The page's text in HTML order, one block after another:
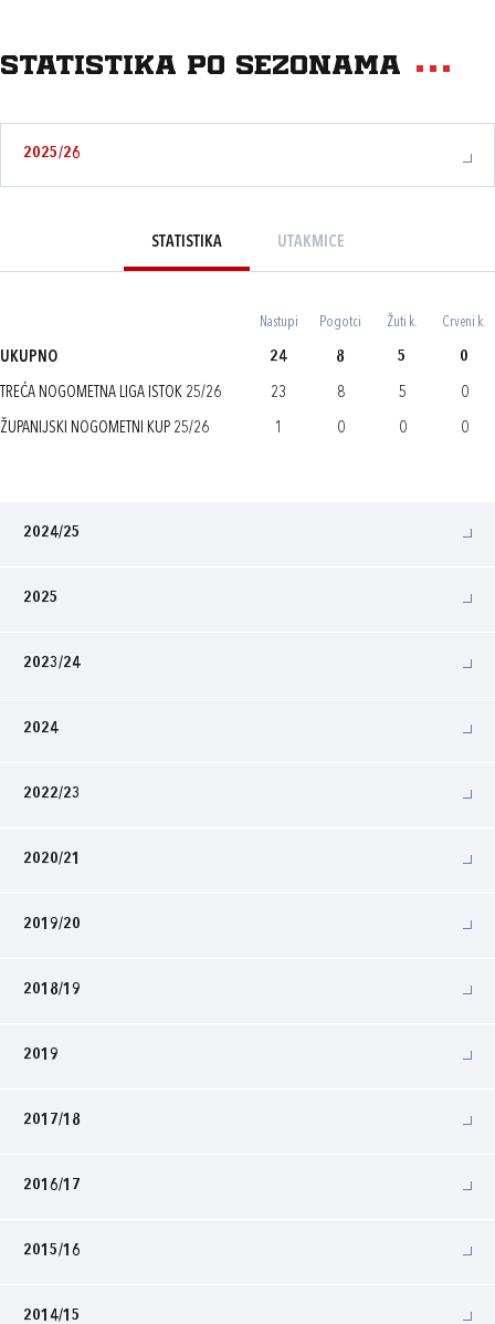
Statistika po sezonama
2025/26
STATISTIKA UTAKMICE
Nastupi Pogotci Žuti k. Crveni k.
UKUPNO 24 8 5 0
TREĆA NOGOMETNA LIGA ISTOK 25/26 23 8 5 0
ŽUPANIJSKI NOGOMETNI KUP 25/26 1 0 0 0
2024/25
2025
2023/24
2024
2022/23
2020/21
2019/20
2018/19
2019
2017/18
2016/17
2015/16
2014/15